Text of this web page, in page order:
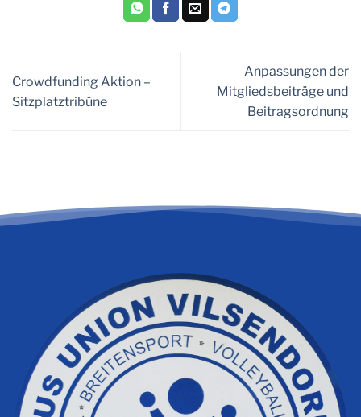
Crowdfunding Aktion –
Sitzplatztribüne
Anpassungen der
Mitgliedsbeiträge und
Beitragsordnung